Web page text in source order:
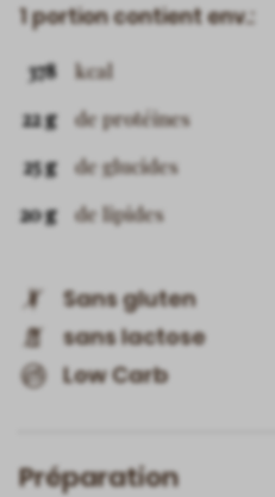
1 portion contient env.:
378
kcal
22 g
de protéines
25 g
de glucides
20 g
de lipides
Sans gluten
sans lactose
Low Carb
Préparation